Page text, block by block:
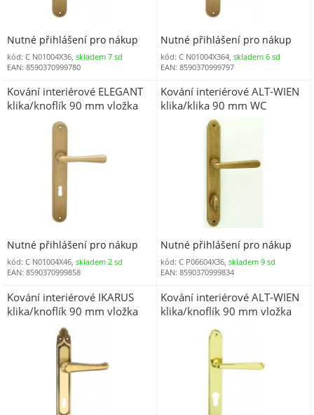
Nutné přihlášení pro nákup
kód: C N01004X36, skladem 7 sd
EAN: 8590370999780
Nutné přihlášení pro nákup
kód: C N01004X364,skladem 6 sd
EAN: 8590370999797
Kování interiérové ELEGANT
klika/knoflík 90 mm vložka
levá LI staromosaz OV
Nutné přihlášení pro nákup
kód: C N01004X46, skladem 2 sd
EAN: 8590370999858
Kování interiérové ALT-WIEN
klika/klika 90 mm WC
staromosaz OV
Nutné přihlášení pro nákup
kód: C P06604X36,skladem 9 sd
EAN: 8590370999834
Kování interiérové IKARUS
klika/knoflík 90 mm vložka
pravá RE mosaz OLV
Kování interiérové ALT-WIEN
klika/knoflík 90 mm vložka
levá LI mosaz OLV